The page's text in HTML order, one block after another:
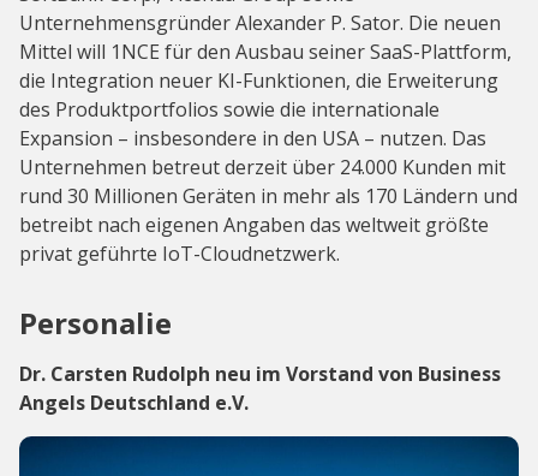
Unternehmensgründer Alexander P. Sator. Die neuen
Mittel will 1NCE für den Ausbau seiner SaaS-Plattform,
die Integration neuer KI-Funktionen, die Erweiterung
des Produktportfolios sowie die internationale
Expansion – insbesondere in den USA – nutzen. Das
Unternehmen betreut derzeit über 24.000 Kunden mit
rund 30 Millionen Geräten in mehr als 170 Ländern und
betreibt nach eigenen Angaben das weltweit größte
privat geführte IoT-Cloudnetzwerk.
Personalie
Dr. Carsten Rudolph neu im Vorstand von Business
Angels Deutschland e.V.